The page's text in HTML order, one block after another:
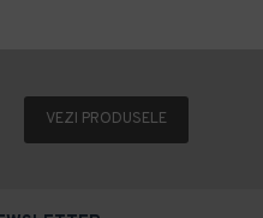
VEZI PRODUSELE